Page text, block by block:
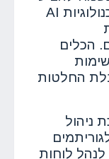
לכם מגוון פתרונות המשלבים טכנולוגיות AI
הכלים
החלטות
ניהול
לוחות